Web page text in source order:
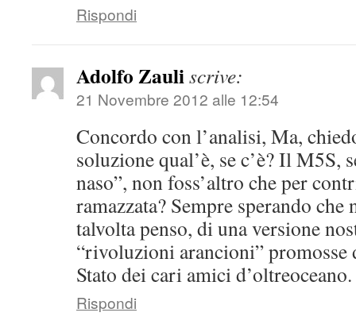
Rispondi
Adolfo Zauliscrive:
21 Novembre 2012 alle 12:54
Concordo con l’analisi, Ma,
soluzione qual’è, se c’è? Il M5S,
naso”, non foss’altro che per
ramazzata? Sempre sperando
talvolta penso, di una versione
“rivoluzioni arancioni”
Stato dei cari amici d’oltreoceano.
Rispondi